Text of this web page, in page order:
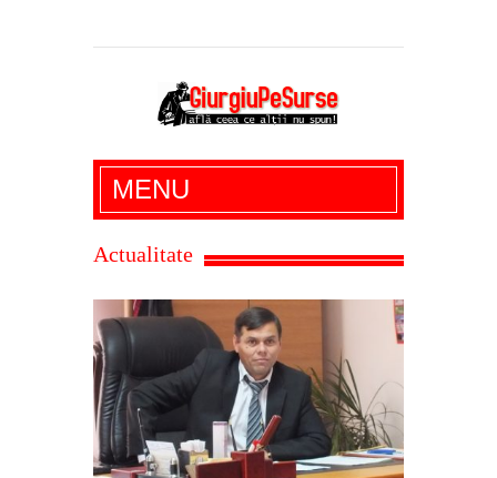
Giurgiu Pe Surse – actualitate giurgiu,
administratie giurgiu, stiri politice, social
economic, editoriale giurgiu, dezvaluiri,
MENU
Actualitate